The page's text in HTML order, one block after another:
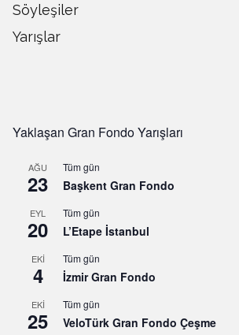
Söyleşiler
Yarışlar
Yaklaşan Gran Fondo Yarışları
AĞU
23
Tüm gün
Başkent Gran Fondo
EYL
20
Tüm gün
L’Etape İstanbul
EKI
4
Tüm gün
İzmir Gran Fondo
EKI
25
Tüm gün
VeloTürk Gran Fondo Çeşme